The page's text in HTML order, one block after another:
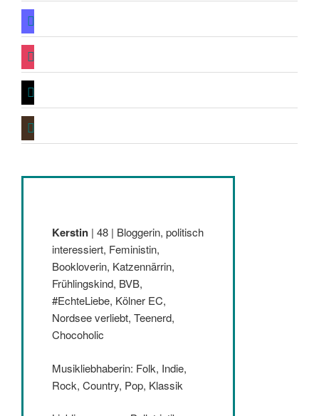
mastodon
instagram
threads
goodreads
Kerstin | 48 | Bloggerin, politisch
interessiert, Feministin,
Bookloverin, Katzennärrin,
Frühlingskind, BVB,
#EchteLiebe, Kölner EC,
Nordsee verliebt, Teenerd,
Chocoholic
Musikliebhaberin: Folk, Indie,
Rock, Country, Pop, Klassik